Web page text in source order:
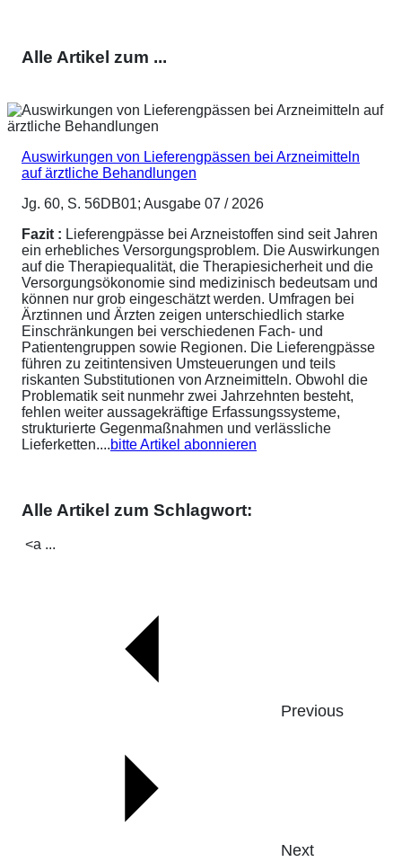
Alle Artikel zum ...
Auswirkungen von Lieferengpässen bei Arzneimitteln
auf ärztliche Behandlungen
Jg. 60, S. 56DB01; Ausgabe 07 / 2026
Fazit : Lieferengpässe bei Arzneistoffen sind seit Jahren
ein erhebliches Versorgungsproblem. Die Auswirkungen
auf die Therapiequalität, die Therapiesicherheit und die
Versorgungsökonomie sind medizinisch bedeutsam und
können nur grob eingeschätzt werden. Umfragen bei
Ärztinnen und Ärzten zeigen unterschiedlich starke
Einschränkungen bei verschiedenen Fach- und
Patientengruppen sowie Regionen. Die Lieferengpässe
führen zu zeitintensiven Umsteuerungen und teils
riskanten Substitutionen von Arzneimitteln. Obwohl die
Problematik seit nunmehr zwei Jahrzehnten besteht,
fehlen weiter aussagekräftige Erfassungssysteme,
strukturierte Gegenmaßnahmen und verlässliche
Lieferketten....bitte Artikel abonnieren
Alle Artikel zum Schlagwort:
<a ...
Previous
Next